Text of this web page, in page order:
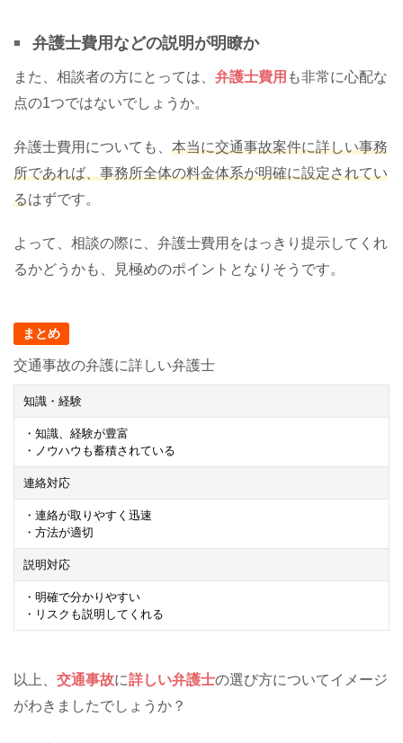
弁護士費用などの説明が明瞭か
また、相談者の方にとっては、 弁護士費用 も非常に心配な
点の1つではないでしょうか。
弁護士費用についても、 本当に交通事故案件に詳しい事務
所であれば、事務所全体の料金体系が明確に設定されてい
るはずです。
よって、相談の際に、弁護士費用をはっきり提示してくれ
るかどうかも、見極めのポイントとなりそうです。
まとめ
交通事故の弁護に詳しい弁護士
知識・経験
・知識、経験が豊富
・ノウハウも蓄積されている
連絡対応
・連絡が取りやすく迅速
・方法が適切
説明対応
・明確で分かりやすい
・リスクも説明してくれる
以上、 交通事故に詳しい弁護士の選び方についてイメージ
がわきましたでしょうか？